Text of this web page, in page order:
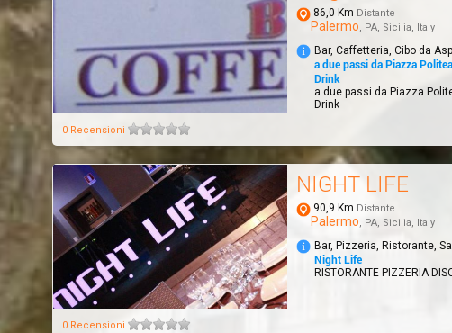
86,0 Km Distante
Palermo, PA, Sicilia, Italy
Bar, Caffetteria, Cibo da
a due passi da Piazza
Drink
a due passi da Piazza
Drink
0 Recensioni
NIGHT LIFE
90,9 Km Distante
Palermo, PA, Sicilia, Italy
Bar, Pizzeria, Ristorante,
Night Life
RISTORANTE PIZZERIA
0 Recensioni